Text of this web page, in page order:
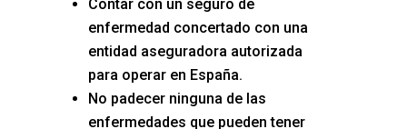
Contar con un seguro de
enfermedad concertado con una
entidad aseguradora autorizada
para operar en España.
No padecer ninguna de las
enfermedades que pueden tener